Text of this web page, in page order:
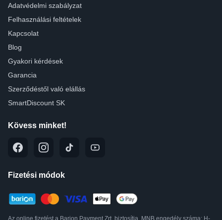
Adatvédelmi szabályzat
Felhasználási feltételek
Kapcsolat
Blog
Gyakori kérdések
Garancia
Szerződéstől való elállás
SmartDiscount SK
Kövess minket!
Fizetési módok
Az online fizetést a Barion Payment Zrt. biztosítja, MNB engedély száma: H-